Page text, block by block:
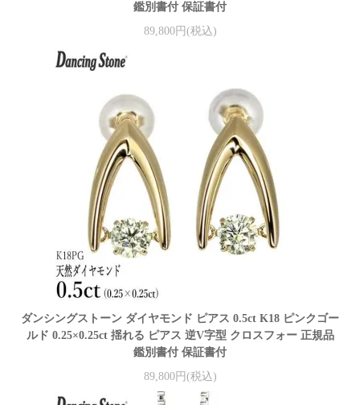
鑑別書付 保証書付
89,800円(税込)
ダンシングストーン ダイヤモンド ピアス 0.5ct K18 ピンクゴー
ルド 0.25×0.25ct 揺れる ピアス 逆V字型 クロスフォー 正規品
鑑別書付 保証書付
89,800円(税込)